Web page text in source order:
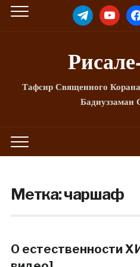
TELEGRAMYOUTUBE
Тафсир Священного
Бадиуззаман
Метка:чаршаф
О естественности